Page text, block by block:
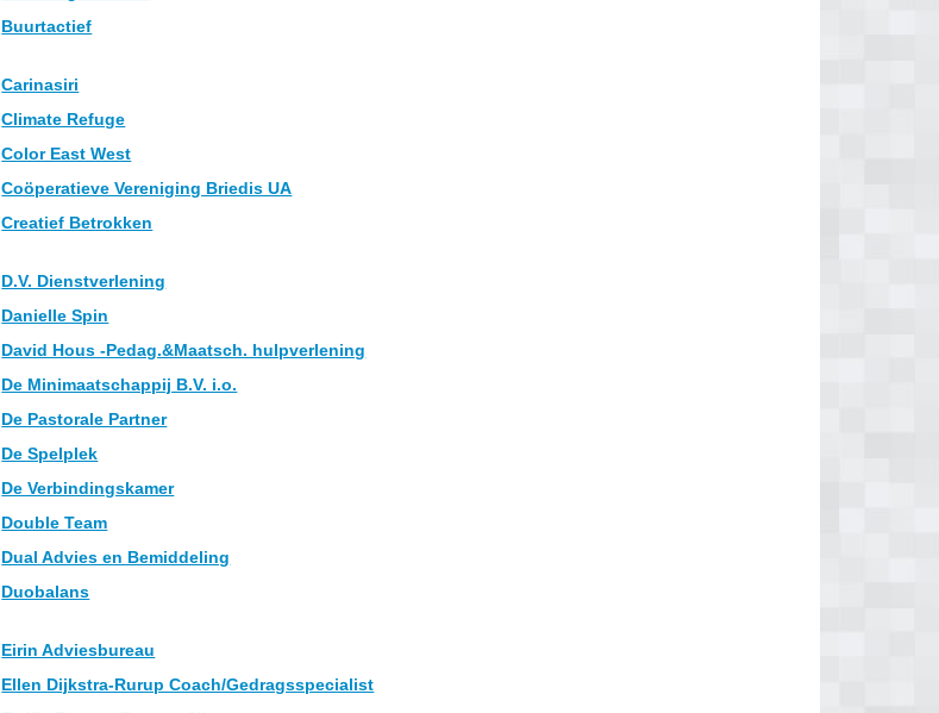
Buurtactief
Carinasiri
Climate Refuge
Color East West
Coöperatieve Vereniging Briedis UA
Creatief Betrokken
D.V. Dienstverlening
Danielle Spin
David Hous -Pedag.&Maatsch. hulpverlening
De Minimaatschappij B.V. i.o.
De Pastorale Partner
De Spelplek
De Verbindingskamer
Double Team
Dual Advies en Bemiddeling
Duobalans
Eirin Adviesbureau
Ellen Dijkstra-Rurup Coach/Gedragsspecialist